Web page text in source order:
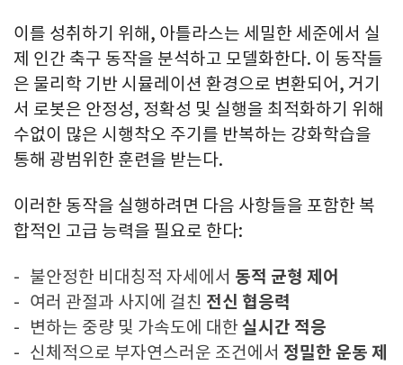
이를 성취하기 위해 , 아틀라스는 세밀한 세준에서 실
제 인간 축구 동작을 분석하고 모델화한다. 이 동작들
은 물리학 기반 시뮬레이션 환경으로 변환되어, 거기
서 로봇은 안정성, 정확성 및 실행을 최적화하기 위해
수없이 많은 시행착오 주기를 반복하는 강화학습을
통해 광범위한 훈련을 받는다.
이러한 동작을 실행하려면 다음 사항들을 포함한 복
합적인 고급 능력을 필요로 한다:
불안정한 비대칭적 자세에서 동적 균형 제어
여러 관절과 사지에 걸친 전신 협응력
변하는 중량 및 가속도에 대한실시간 적응
신체적으로 부자연스러운 조건에서 정밀한 운동 제